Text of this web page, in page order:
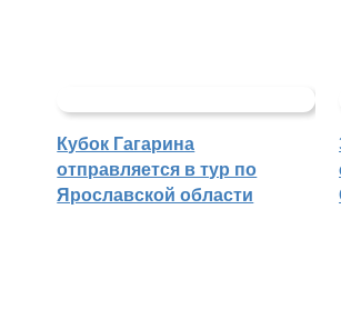
Кубок Гагарина
отправляется в тур по
Ярославской области